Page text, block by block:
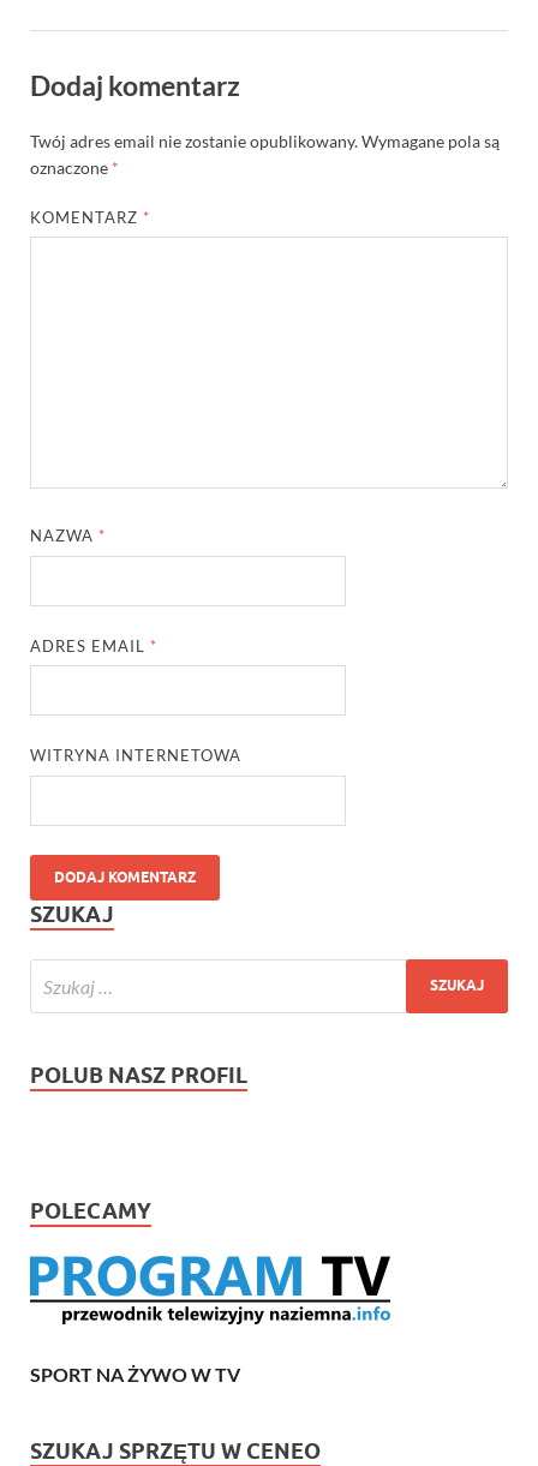
Dodaj komentarz
Twój adres email nie zostanie opublikowany.Wymagane pola są
oznaczone *
KOMENTARZ *
NAZWA *
ADRES EMAIL *
WITRYNA INTERNETOWA
SZUKAJ
POLUB NASZ PROFIL
POLECAMY
SPORT NA ŻYWO W TV
SZUKAJ SPRZĘTU W CENEO